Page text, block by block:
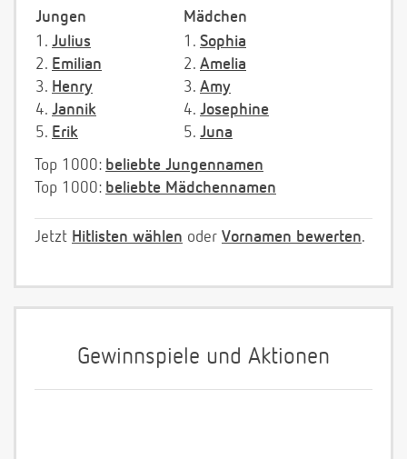
Jungen
Mädchen
1. Julius
2. Emilian
3. Henry
4. Jannik
5. Erik
1. Sophia
2. Amelia
3. Amy
4. Josephine
5. Juna
Top 1000: beliebte Jungennamen
Top 1000: beliebte Mädchennamen
Jetzt Hitlisten wählen oder Vornamen bewerten.
Gewinnspiele und Aktionen